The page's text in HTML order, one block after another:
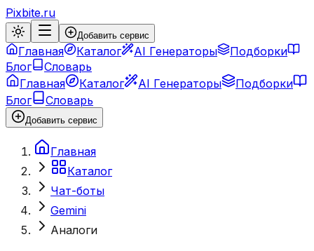
Pixbite.ru
Добавить сервис
Главная Каталог AI Генераторы
Подборки
Блог
Словарь
Главная
Каталог AI Генераторы
Подборки
Блог
Словарь
Добавить сервис
Главная
Каталог
Чат-боты
Gemini
Аналоги